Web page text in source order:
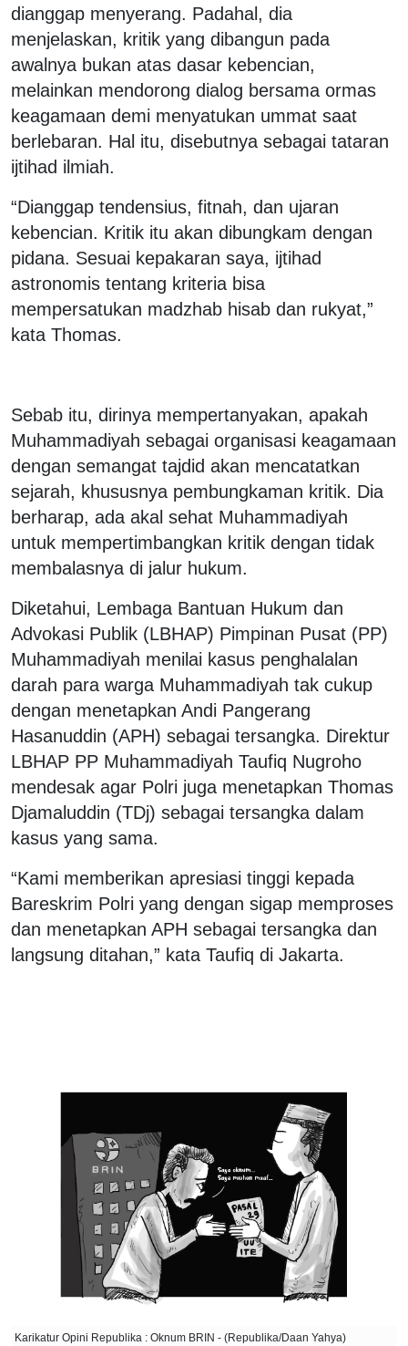
dianggap menyerang. Padahal, dia
menjelaskan, kritik yang dibangun pada
awalnya bukan atas dasar kebencian,
melainkan mendorong dialog bersama ormas
keagamaan demi menyatukan ummat saat
berlebaran. Hal itu, disebutnya sebagai tataran
ijtihad ilmiah.
“Dianggap tendensius, fitnah, dan ujaran
kebencian. Kritik itu akan dibungkam dengan
pidana. Sesuai kepakaran saya, ijtihad
astronomis tentang kriteria bisa
mempersatukan madzhab hisab dan rukyat,”
kata Thomas.
Sebab itu, dirinya mempertanyakan, apakah
Muhammadiyah sebagai organisasi keagamaan
dengan semangat tajdid akan mencatatkan
sejarah, khususnya pembungkaman kritik. Dia
berharap, ada akal sehat Muhammadiyah
untuk mempertimbangkan kritik dengan tidak
membalasnya di jalur hukum.
Diketahui, Lembaga Bantuan Hukum dan
Advokasi Publik (LBHAP) Pimpinan Pusat (PP)
Muhammadiyah menilai kasus penghalalan
darah para warga Muhammadiyah tak cukup
dengan menetapkan Andi Pangerang
Hasanuddin (APH) sebagai tersangka. Direktur
LBHAP PP Muhammadiyah Taufiq Nugroho
mendesak agar Polri juga menetapkan Thomas
Djamaluddin (TDj) sebagai tersangka dalam
kasus yang sama.
“Kami memberikan apresiasi tinggi kepada
Bareskrim Polri yang dengan sigap memproses
dan menetapkan APH sebagai tersangka dan
langsung ditahan,” kata Taufiq di Jakarta.
Karikatur Opini Republika : Oknum BRIN - (Republika/Daan Yahya)